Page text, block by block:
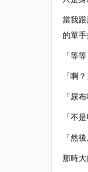
當我
的單手
「等
「啊
「尿
「不
「然
那時